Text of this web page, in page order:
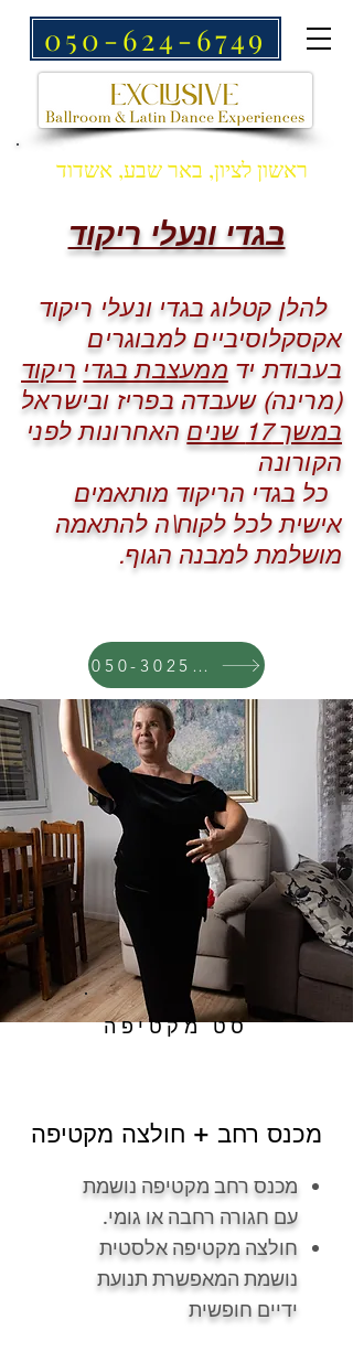
050-624-6749
ראשון לציון, באר שבע, אשדוד
בגדי ונעלי ריקוד
להלן קטלוג בגדי ונעלי ריקוד
אקסקלוסיביים למבוגרים
בעבודת ידממעצבת בגדי ריקוד
(מרינה) שעבדה בפריז ובישראל
במשך 17 שנים
האחרונות לפני
הקורונה
כל בגדי הריקוד מותאמים
אישית לכל לקוח\ה להתאמה
מושלמת למבנה הגוף.
050-3025568
סט מקטיפה
מכנס רחב + חולצה מקטיפה
מכנס רחב מקטיפה נושמת
עם חגורה רחבה או גומי.
חולצה מקטיפה אלסטית
נושמת המאפשרת תנועת
ידיים חופשית